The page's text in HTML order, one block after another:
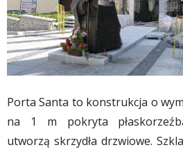
Porta Santa to konstrukcja o
na 1 m pokryta
utworzą skrzydła drzwiowe.